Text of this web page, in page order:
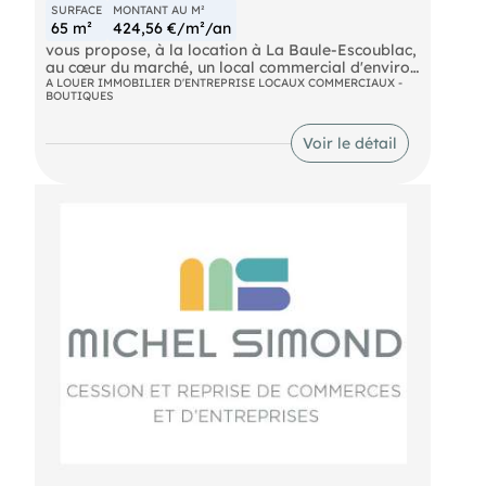
SURFACE
65 m²
MONTANT AU M²
424,56 €/m²/an
vous propose, à la location à La Baule-Escoublac,
au cœur du marché, un local commercial d'environ
65 m². Il se compose d'une pièce principale, d'une
reserve ainsi que d'un sanitaire et d'un point d'eau.
Situé dans un emplacement stratégique, il offre
une excellente accessibilité et une visibilité
optimale pour votre activité. Contactez-nous
A LOUER IMMOBILIER D'ENTREPRISE LOCAUX COMMERCIAUX -
BOUTIQUES
Voir le détail